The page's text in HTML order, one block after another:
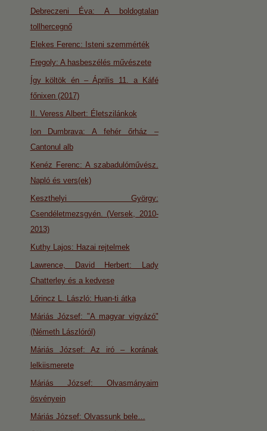
Debreczeni Éva: A boldogtalan
tollhercegnő
Elekes Ferenc: Isteni szemmérték
Fregoly: A hasbeszélés művészete
Így költök én – Április 11. a Káfé
főnixen (2017)
II. Veress Albert: Életszilánkok
Ion Dumbrava: A fehér őrház –
Cantonul alb
Kenéz Ferenc: A szabadulóművész.
Napló és vers(ek)
Keszthelyi György:
Csendéletmezsgyén. (Versek, 2010-
2013)
Kuthy Lajos: Hazai rejtelmek
Lawrence, David Herbert: Lady
Chatterley és a kedvese
Lőrincz L. László: Huan-ti átka
Máriás József: "A magyar vigyázó"
(Németh Lászlóról)
Máriás József: Az iró – korának
lelkiismerete
Máriás József: Olvasmányaim
ösvényein
Máriás József: Olvassunk bele…